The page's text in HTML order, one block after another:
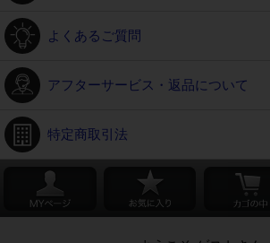
よくあるご質問
アフターサービス・返品について
特定商取引法